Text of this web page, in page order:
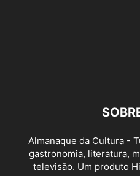
Almanaque da Cultura -
gastronomia, literatura,
televisão. Um produto